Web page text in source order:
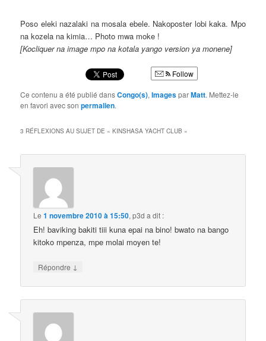
Poso eleki nazalaki na mosala ebele. Nakoposter lobi kaka. Mpo
na kozela na kimia… Photo mwa moke !
[Kocliquer na image mpo na kotala yango version ya monene]
Follow
Ce contenu a été publié dansCongo(s),ImagesparMatt. Mettez-le
en favori avec sonpermalien.
3 RÉFLEXIONS AU SUJET DE «KINSHASA YACHT CLUB »
Le1 novembre 2010 à 15:50,p3d a dit :
Eh! baviking bakiti tiii kuna epai na bino! bwato na bango
kitoko mpenza, mpe molai moyen te!
Répondre ↓